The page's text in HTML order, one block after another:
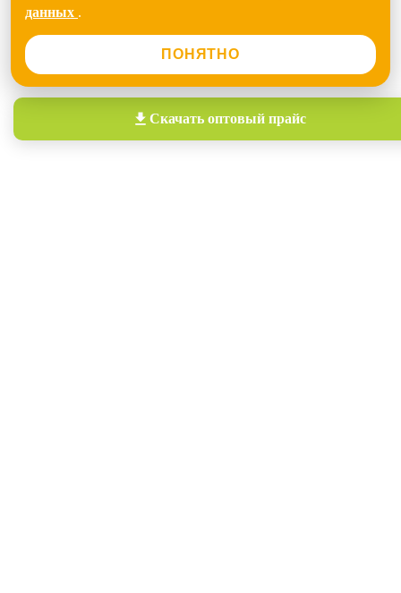
данных .
ПОНЯТНО
Скачать оптовый прайс